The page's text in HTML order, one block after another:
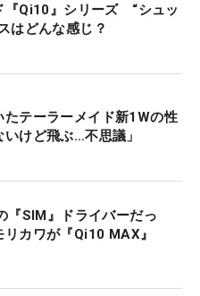
『Qi10』シリーズ “シュッ
はどんな感じ？
たテーラーメイド新1Wの性
けど飛ぶ…不思議」
『SIM』ドライバーだっ
カワが『Qi10 MAX』